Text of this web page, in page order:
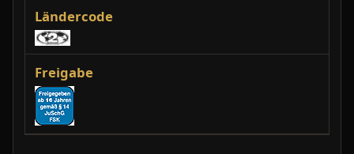
Ländercode
Freigabe